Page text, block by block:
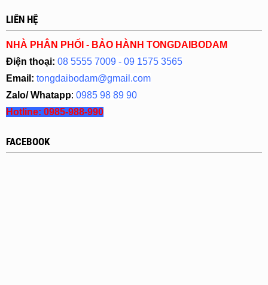
LIÊN HỆ
NHÀ PHÂN PHỐI - BẢO HÀNH TONGDAIBODAM
Điện thoại: 08 5555 7009 - 09 1575 3565
Email: tongdaibodam@gmail.com
Zalo/ Whatapp: 0985 98 89 90
Hotline: 0985-988-990
FACEBOOK